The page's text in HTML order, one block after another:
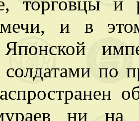
и в
Японской
солдатами по
ни на